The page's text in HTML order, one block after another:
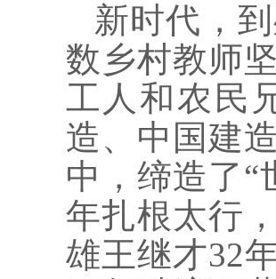
新时代，
数乡村教师
工人和农民
造、中国建
中，缔造了 “
年扎根太行
雄王继才32